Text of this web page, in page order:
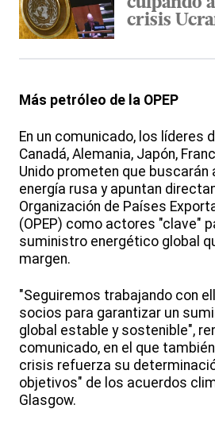
crisis
Más petróleo de la OPEP
En un comunicado, los líderes
Canadá, Alemania, Japón,
Unido prometen que buscarán
energía rusa y apuntan
Organización de Países
(OPEP) como actores "clave"
suministro energético global
margen.
"Seguiremos trabajando con
socios para garantizar un
global estable y sostenible",
comunicado, en el que
crisis refuerza su
objetivos" de los acuerdos
Glasgow.